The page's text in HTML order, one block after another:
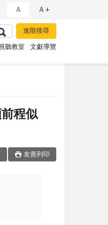
Ａ Ａ+
聽教室 文獻導覽
程似
友善列印